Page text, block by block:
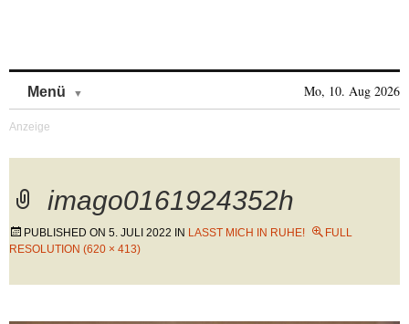
Menü Mo, 10. Aug 2026
imago0161924352h
PUBLISHED ON 5. JULI 2022 IN LASST MICH IN RUHE!
FULL
RESOLUTION (620 × 413)